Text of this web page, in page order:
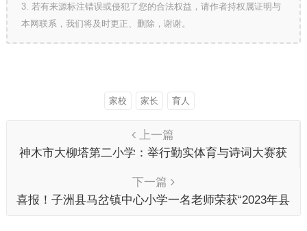
3. 若有来源标注错误或侵犯了您的合法权益，请作者持权属证明与
本网联系，我们将及时更正、删除，谢谢。
家校 家长 育人
上一篇
神木市大柳塔第二小学：举行勤实体育与诗词大赛获
下一篇
喜报！子洲县马岔镇中心小学一名老师荣获“2023年县